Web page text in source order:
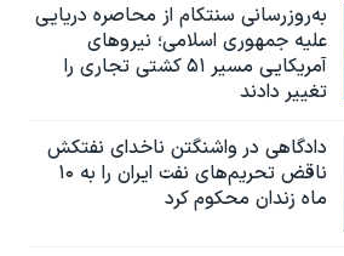
به‌روزرسانی سنتکام از محاصره دریایی
علیه جمهوری اسلامی؛ نیروهای
آمریکایی مسیر ۵۱ کشتی تجاری را
تغییر دادند
دادگاهی در واشنگتن ناخدای نفتکش
ناقض تحریم‌های نفت ایران را به ۱۰
ماه زندان محکوم کرد